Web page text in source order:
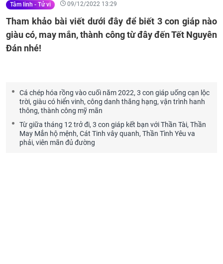
Tâm linh - Tử vi 09/12/2022 13:29
Tham khảo bài viết dưới đây để biết 3 con giáp nào
giàu có, may mắn, thành công từ đây đến Tết Nguyên
Đán nhé!
Cá chép hóa rồng vào cuối năm 2022, 3 con giáp uống cạn lộc
trời, giàu có hiển vinh, công danh thăng hạng, vận trình hanh
thông, thành công mỹ mãn
Từ giữa tháng 12 trở đi, 3 con giáp kết bạn với Thần Tài, Thần
May Mắn hộ mệnh, Cát Tinh vây quanh, Thần Tình Yêu va
phải, viên mãn đủ đường